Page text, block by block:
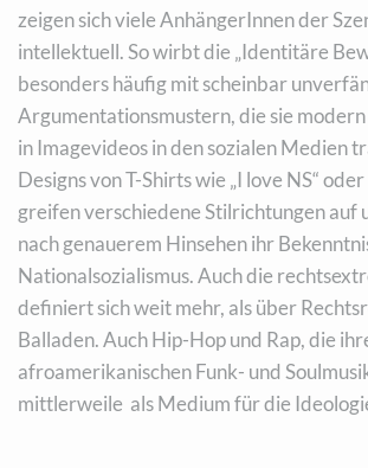
zeigen sich viele AnhängerInnen der
intellektuell. So wirbt die „Identitäre
besonders häufig mit scheinbar
Argumentationsmustern, die sie
in Imagevideos in den sozialen Medien
Designs von T-Shirts wie „I love NS“
greifen verschiedene Stilrichtungen auf
nach genauerem Hinsehen ihr
Nationalsozialismus. Auch die
definiert sich weit mehr, als über
Balladen. Auch Hip-Hop und Rap, die
afroamerikanischen Funk- und
mittlerweile als Medium für die